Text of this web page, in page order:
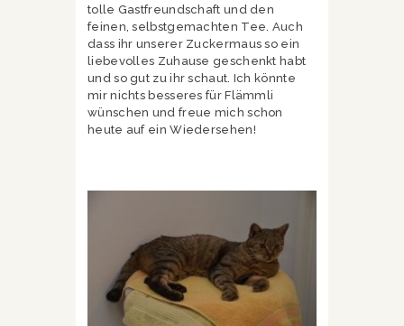
tolle Gastfreundschaft und den
feinen, selbstgemachten Tee. Auch
dass ihr unserer Zuckermaus so ein
liebevolles Zuhause geschenkt habt
und so gut zu ihr schaut. Ich könnte
mir nichts besseres für Flämmli
wünschen und freue mich schon
heute auf ein Wiedersehen!